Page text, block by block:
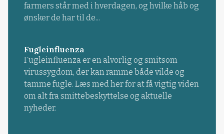
farmers står med i hverdagen, og hvilke håb og
ønsker de har til de...
Fugleinfluenza
Fugleinfluenza er en alvorlig og smitsom
virussygdom, der kan ramme både vilde og
tamme fugle. Læs med her for at få vigtig viden
om alt fra smittebeskyttelse og aktuelle
nyheder.